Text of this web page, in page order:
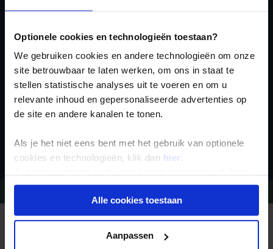
Optionele cookies en technologieën toestaan?
We gebruiken cookies en andere technologieën om onze
site betrouwbaar te laten werken, om ons in staat te
stellen statistische analyses uit te voeren en om u
relevante inhoud en gepersonaliseerde advertenties op
de site en andere kanalen te tonen.
Als je het niet eens bent met het gebruik van optionele
cookies en technologieën, klik dan hier .
onder aan de pagina op elk gewenst moment voor de
toekomst wijzigen.Alle cookies toestaan
Aanpassen
nieuwsbrief
Waarom Koning Aap?